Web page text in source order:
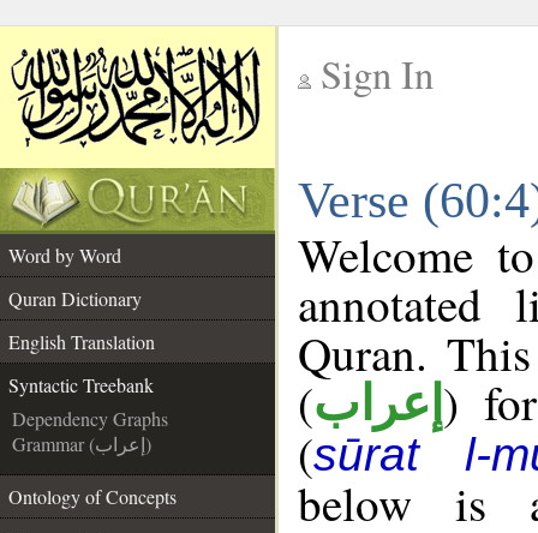
Sign In
Verse
Word by Word
Quran Dictionary
English Translation
Syntactic Treebank
Dependency Graphs
Grammar (إعراب)
Ontology of Concepts
Welcome
annotated
Quran.
(إعراب )
(sūrat l-
below is